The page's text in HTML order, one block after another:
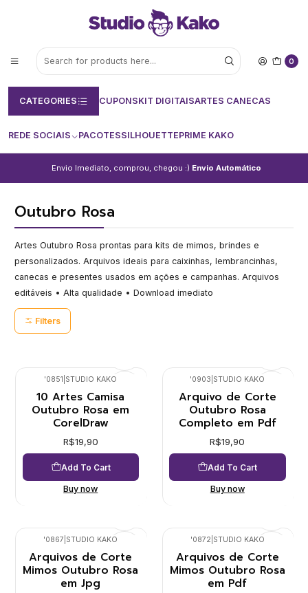
0
CATEGORIES CUPONSKIT DIGITAISARTES CANECAS
REDE SOCIAIS PACOTESSILHOUETTEPRIME KAKO
Envio Imediato, comprou, chegou :) Envio Automático
Outubro Rosa
Artes Outubro Rosa prontas para kits de mimos, brindes e
personalizados. Arquivos ideais para caixinhas, lembrancinhas,
canecas e presentes usados em ações e campanhas. Arquivos
editáveis • Alta qualidade • Download imediato
Filters
'0851 STUDIO KAKO
10 Artes Camisa
Outubro Rosa em
CorelDraw
R$19,90
Add To Cart
Buy now
'0903 STUDIO KAKO
Arquivo de Corte
Outubro Rosa
Completo em Pdf
R$19,90
Add To Cart
Buy now
'0867 STUDIO KAKO
Arquivos de Corte
Mimos Outubro Rosa
em Jpg
'0872 STUDIO KAKO
Arquivos de Corte
Mimos Outubro Rosa
em Pdf